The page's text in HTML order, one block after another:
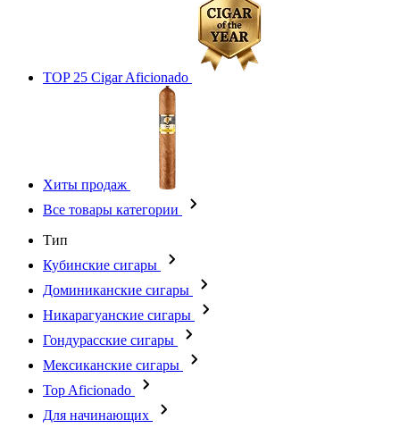
TOP 25 Cigar Aficionado
Хиты продаж
Все товары категории
Тип
Кубинские сигары
Доминиканские сигары
Никарагуанские сигары
Гондурасские сигары
Мексиканские сигары
Top Aficionado
Для начинающих